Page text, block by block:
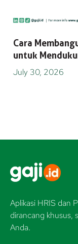
Cara
untuk
July 30, 2026
Aplikasi HRIS dan
dirancang khusus,
Anda.